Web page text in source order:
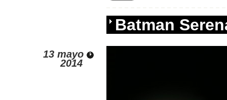
Batman
13 mayo
2014